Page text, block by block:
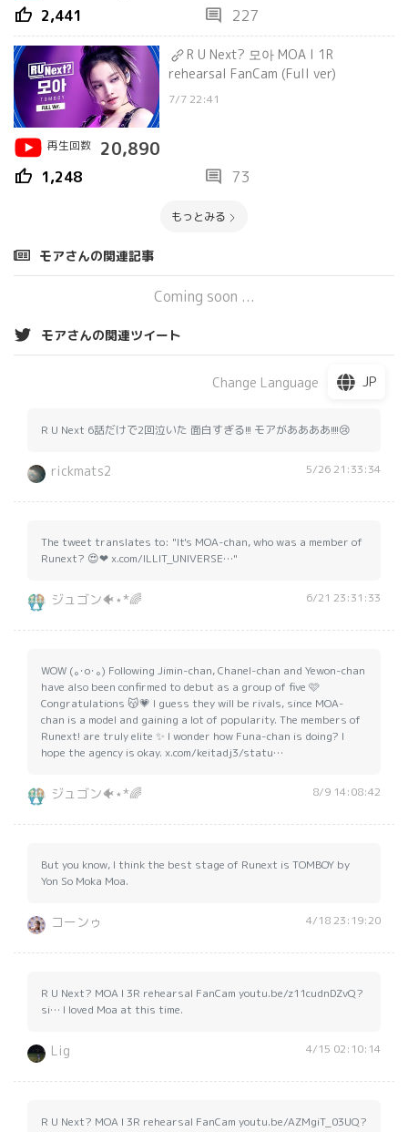
thumb_up 2,441 comment 227
R U Next? 모아 MOA l 1R
rehearsal FanCam (Full ver)
7/7 22:41
再生回数 20,890
thumb_up 1,248 comment 73
もっとみる
モアさんの関連記事
Coming soon ...
モアさんの関連ツイート
Change Language JP
R U Next 6話だけで2回泣いた 面白すぎる!!! モアがああああ!!!!😢
rickmats2 5/26 21:33:34
The tweet translates to: "It's MOA-chan, who was a member of
Runext? 😍❤ x.com/ILLIT_UNIVERSE…"
ジュゴン🐠⋆*🌈 6/21 23:31:33
WOW (｡･о･｡) Following Jimin-chan, Chanel-chan and Yewon-chan
have also been confirmed to debut as a group of five 🩷
Congratulations 😽💗 I guess they will be rivals, since MOA-
chan is a model and gaining a lot of popularity. The members of
Runext! are truly elite ✨ I wonder how Funa-chan is doing? I
hope the agency is okay. x.com/keitadj3/statu…
ジュゴン🐠⋆*🌈 8/9 14:08:42
But you know, I think the best stage of Runext is TOMBOY by
Yon So Moka Moa.
コーンゥ 4/18 23:19:20
R U Next? MOA l 3R rehearsal FanCam youtu.be/z11cudnDZvQ?
si… I loved Moa at this time.
Lig 4/15 02:10:14
R U Next? MOA l 3R rehearsal FanCam youtu.be/AZMgiT_03UQ?